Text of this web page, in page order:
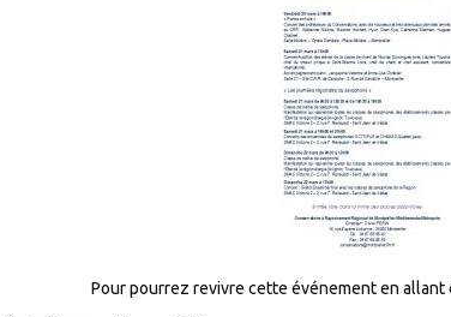
Pour pourrez revivre cette événement en